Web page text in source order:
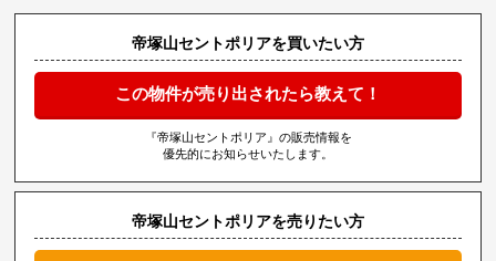
帝塚山セントポリアを買いたい方
この物件が売り出されたら教えて！
『帝塚山セントポリア』の販売情報を
優先的にお知らせいたします。
帝塚山セントポリアを売りたい方